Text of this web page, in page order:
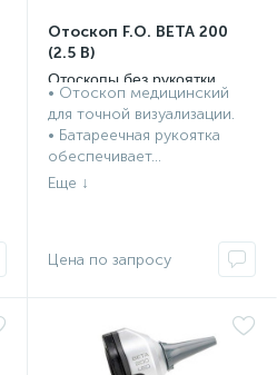
Отоскоп F.O. BETA 200
(2.5 В)
Отоскопы без рукоятки
Heine, Германия
• Отоскоп медицинский
для точной визуализации.
• Батареечная рукоятка
обеспечивает...